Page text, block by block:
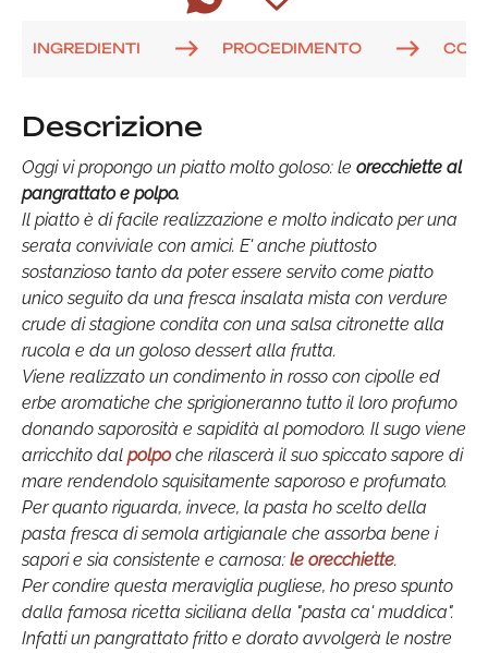
INGREDIENTI PROCEDIMENTO
Descrizione
Oggi vi propongo un piatto molto goloso: le orecchiette al
pangrattato e polpo.
Il piatto è di facile realizzazione e molto indicato per una
serata conviviale con amici. E' anche piuttosto
sostanzioso tanto da poter essere servito come piatto
unico seguito da una fresca insalata mista con verdure
crude di stagione condita con una salsa citronette alla
rucola e da un goloso dessert alla frutta.
Viene realizzato un condimento in rosso con cipolle ed
erbe aromatiche che sprigioneranno tutto il loro profumo
donando saporosità e sapidità al pomodoro. Il sugo viene
arricchito dal polpoche rilascerà il suo spiccato sapore di
mare rendendolo squisitamente saporoso e profumato.
Per quanto riguarda, invece, la pasta ho scelto della
pasta fresca di semola artigianale che assorba bene i
sapori e sia consistente e carnosa: le orecchiette.
Per condire questa meraviglia pugliese, ho preso spunto
dalla famosa ricetta siciliana della "pasta ca' muddica".
Infatti un pangrattato fritto e dorato avvolgerà le nostre